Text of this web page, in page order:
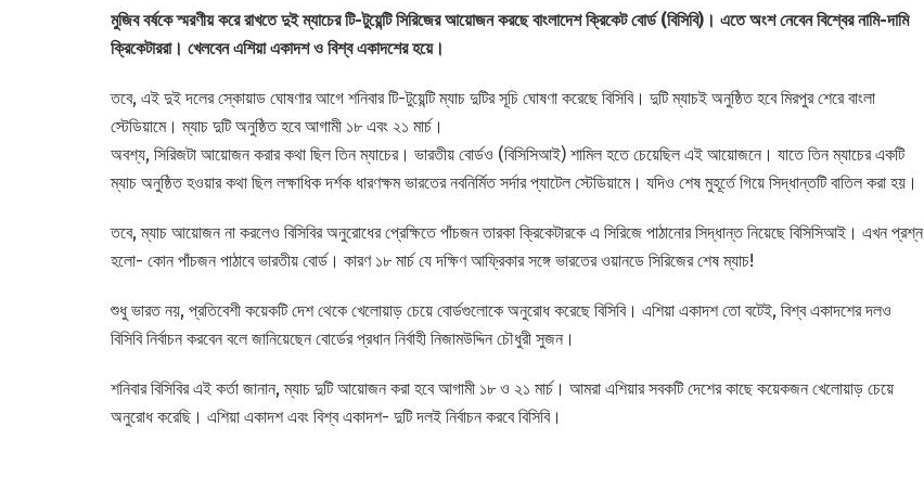
মুজিব বর্ষকে স্মরণীয় করে রাখতে দুই ম্যাচের টি-টুয়েন্টি সিরিজের আয়োজন করছে বাংলাদেশ ক্রিকেট বোর্ড (বিসিবি)। এতে অংশ নেবেন বিশ্বের নামি-দামি
ক্রিকেটাররা। খেলবেন এশিয়া একাদশ ও বিশ্ব একাদশের হয়ে।
তবে, এই দুই দলের স্কোয়াড ঘোষণার আগে শনিবার টি-টুয়েন্টি ম্যাচ দুটির সূচি ঘোষণা করেছে বিসিবি। দুটি ম্যাচই অনুষ্ঠিত হবে মিরপুর শেরে বাংলা
স্টেডিয়ামে। ম্যাচ দুটি অনুষ্ঠিত হবে আগামী ১৮ এবং ২১ মার্চ।
অবশ্য, সিরিজটা আয়োজন করার কথা ছিল তিন ম্যাচের। ভারতীয় বোর্ডও (বিসিসিআই) শামিল হতে চেয়েছিল এই আয়োজনে। যাতে তিন ম্যাচের একটি
ম্যাচ অনুষ্ঠিত হওয়ার কথা ছিল লক্ষাধিক দর্শক ধারণক্ষম ভারতের নবনির্মিত সর্দার প্যাটেল স্টেডিয়ামে। যদিও শেষ মুহূর্তে গিয়ে সিদ্ধান্তটি বাতিল করা হয়।
তবে, ম্যাচ আয়োজন না করলেও বিসিবির অনুরোধের প্রেক্ষিতে পাঁচজন তারকা ক্রিকেটারকে এ সিরিজে পাঠানোর সিদ্ধান্ত নিয়েছে বিসিসিআই। এখন প্রশ্ন
হলো- কোন পাঁচজন পাঠাবে ভারতীয় বোর্ড। কারণ ১৮ মার্চ যে দক্ষিণ আফ্রিকার সঙ্গে ভারতের ওয়ানডে সিরিজের শেষ ম্যাচ!
শুধু ভারত নয়, প্রতিবেশী কয়েকটি দেশ থেকে খেলোয়াড় চেয়ে বোর্ডগুলোকে অনুরোধ করেছে বিসিবি। এশিয়া একাদশ তো বটেই, বিশ্ব একাদশের দলও
বিসিবি নির্বাচন করবেন বলে জানিয়েছেন বোর্ডের প্রধান নির্বাহী নিজামউদ্দিন চৌধুরী সুজন।
শনিবার বিসিবির এই কর্তা জানান, ম্যাচ দুটি আয়োজন করা হবে আগামী ১৮ ও ২১ মার্চ। আমরা এশিয়ার সবকটি দেশের কাছে কয়েকজন খেলোয়াড় চেয়ে
অনুরোধ করেছি। এশিয়া একাদশ এবং বিশ্ব একাদশ- দুটি দলই নির্বাচন করবে বিসিবি।